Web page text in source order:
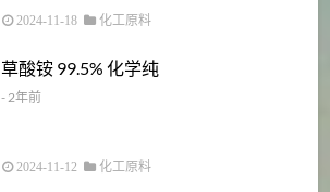
2024-11-18 化工原料
草酸铵 99.5% 化学纯
- 2年前
2024-11-12 化工原料